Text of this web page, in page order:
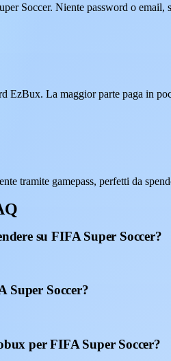
Soccer. Niente password o
EzBux. La maggior parte paga in
tramite gamepass, perfetti da
su FIFA Super Soccer?
Super Soccer?
per FIFA Super Soccer?